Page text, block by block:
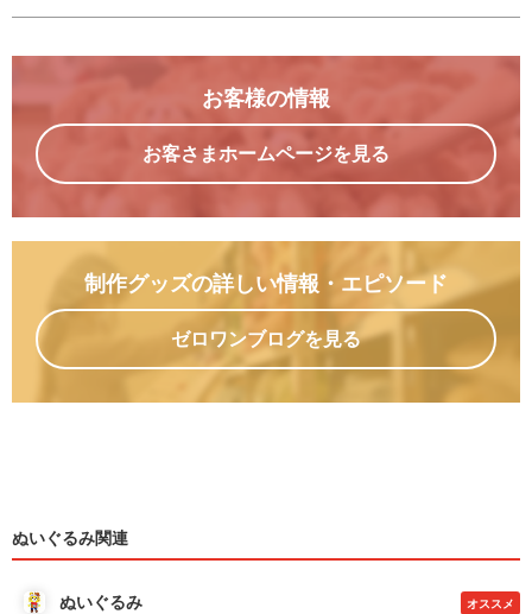
お客様の情報
お客さまホームページを見る
制作グッズの詳しい情報 ・エピソード
ゼロワンブログを見る
ぬいぐるみ関連
ぬいぐるみ オススメ